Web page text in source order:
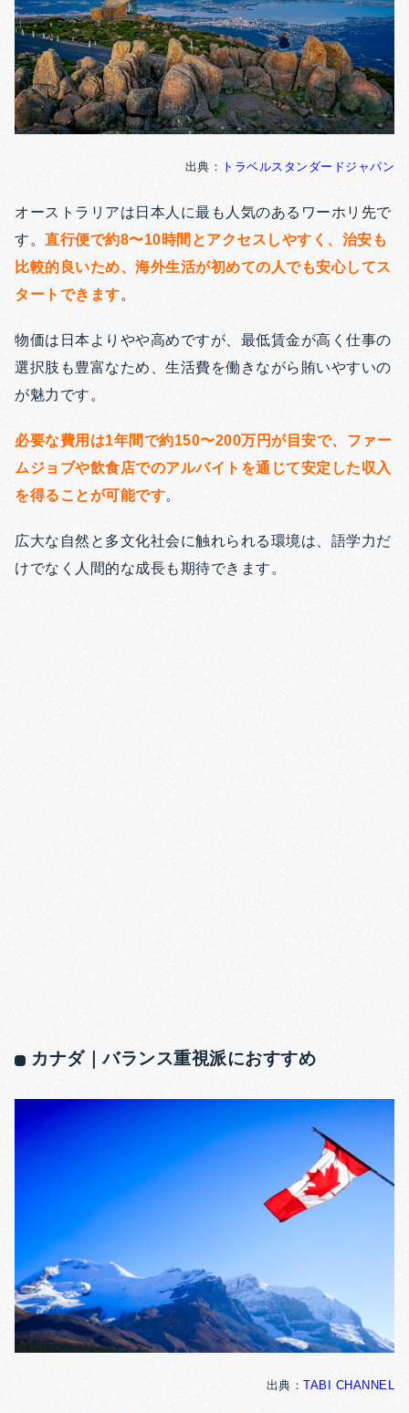
出典： トラベルスタンダードジャパン
オーストラリアは日本人に最も人気のあるワーホリ先で
す。 直行便で約8〜10時間とアクセスしやすく、治安も
比較的良いため、海外生活が初めての人でも安心してス
タートできます。
物価は日本よりやや高めですが、最低賃金が高く仕事の
選択肢も豊富なため、生活費を働きながら賄いやすいの
が魅力です。
必要な費用は1年間で約150〜200万円が目安で、ファー
ムジョブや飲食店でのアルバイトを通じて安定した収入
を得ることが可能です。
広大な自然と多文化社会に触れられる環境は、語学力だ
けでなく人間的な成長も期待できます。
カナダ｜バランス重視派におすすめ
出典： TABI CHANNEL